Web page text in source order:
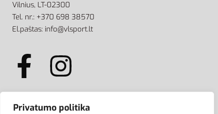
Privatumo politika
Vilnius, LT-02300
Tel. nr.: +370 698 38570
El.paštas: info@vlsport.lt
ATSISKAITYMAS